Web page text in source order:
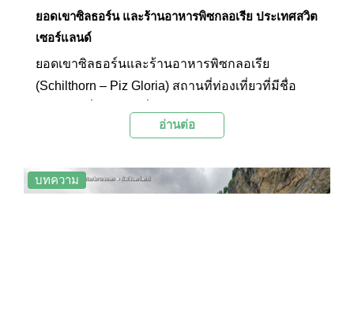
ยอดเขาซิลธอร์น และร้านอาหารพิซกลอเรีย ประเทศสวิต
เซอร์แลนด์
ยอดเขาซิลธอร์นและร้านอาหารพิซกลอเรีย
(Schilthorn – Piz Gloria) สถานที่ท่องเที่ยวที่มีชื่อ
สูง 2,970 เมตรเหนือระดับน้ำทะเล เป็นภูเขาที่สูงที่สุด
เขา ชมทิวทัศน์ และมีไฮไลต์สำคัญอย่างร้านอาหาร
บนยอดเขาที่หมุนได้แบบ 360 องศา
อ่านต่อ
บทความ